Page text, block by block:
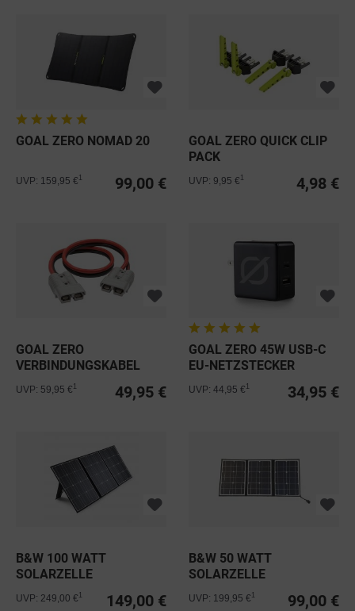
GOAL ZERO NOMAD 20
99,00 €
UVP: 159,95 € 1
GOAL ZERO QUICK CLIP
PACK
4,98 €
UVP: 9,95 € 1
GOAL ZERO
VERBINDUNGSKABEL
FÜR YETI 1250
49,95 €
UVP: 59,95 € 1
GOAL ZERO 45W USB-C
EU-NETZSTECKER
LADEGERÄT
34,95 €
UVP: 44,95 € 1
B&W 100 WATT
SOLARZELLE
149,00 €
UVP: 249,00 € 1
B&W 50 WATT
SOLARZELLE
99,00 €
UVP: 199,95 € 1